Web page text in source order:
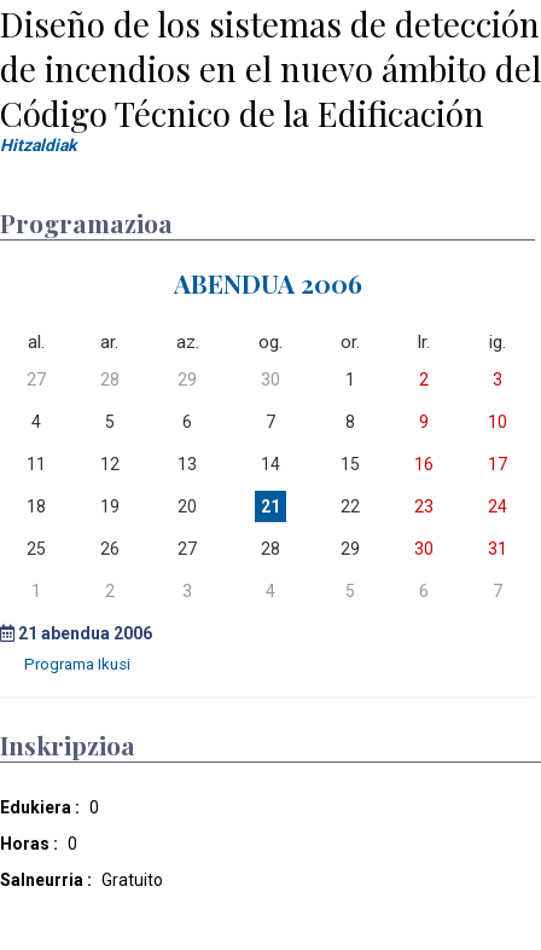
Diseño de los sistemas de detección
de incendios en el nuevo ámbito del
Código Técnico de la Edificación
Hitzaldiak
Programazioa
ABENDUA 2006
al. ar. az. og. or. lr. ig.
27 28 29 30 1 2 3
4 5 6 7 8 9 10
11 12 13 14 15 16 17
18 19 20 21 22 23 24
25 26 27 28 29 30 31
1 2 3 4 5 6 7
21 abendua 2006
Inskripzioa
Edukiera : 0
Horas : 0
Salneurria : Gratuito